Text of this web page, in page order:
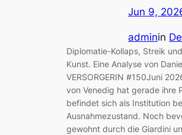
Jun 9,
adminin
Diplomatie-Kollaps, Streik
Kunst. Eine Analyse von
VERSORGERIN #150Juni
von Venedig hat gerade ihre
befindet sich als Institution
Ausnahmezustand. Noch
gewohnt durch die Giardini